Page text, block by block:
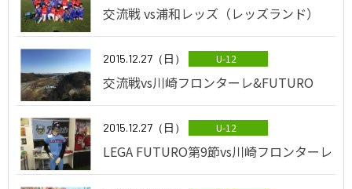
交流戦 vs浦和レッズ（レッズランド）
2015.12.27（日） U-12
交流戦vs川崎フロンターレ&FUTURO
2015.12.27（日） U-12
LEGA FUTURO第9節vs川崎フロンターレ